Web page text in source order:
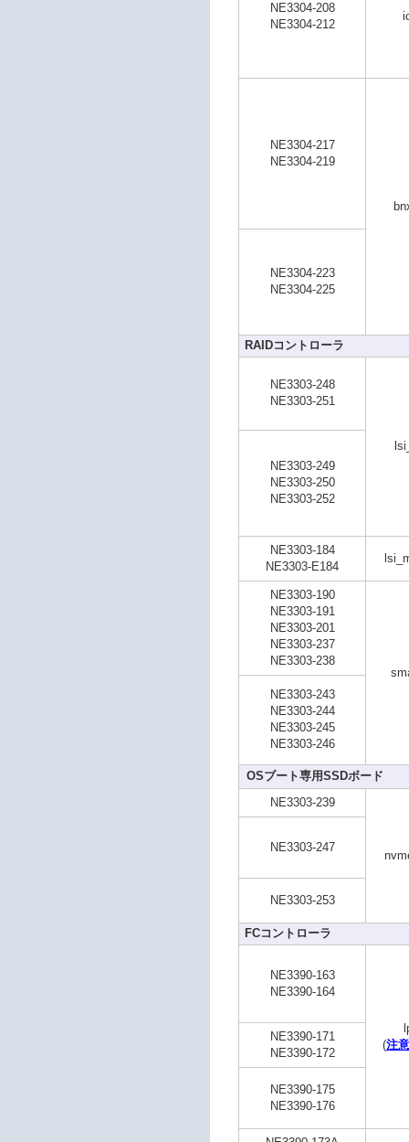
NE3304-208
NE3304-212
NE3304-217
NE3304-219
NE3304-223
NE3304-225
RAIDコントローラ
NE3303-248
NE3303-251
NE3303-249
NE3303-250
NE3303-252
NE3303-184
NE3303-E184
NE3303-190
NE3303-191
NE3303-201
NE3303-237
NE3303-238
NE3303-243
NE3303-244
NE3303-245
NE3303-246
OSブート専用SSDボード
NE3303-239
NE3303-247
NE3303-253
FCコントローラ
NE3390-163
NE3390-164
(注
NE3390-171
NE3390-172
NE3390-175
NE3390-176